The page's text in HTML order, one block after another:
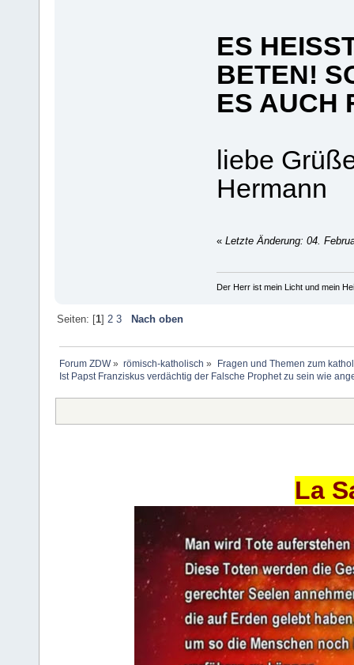
ES
BETEN!
ES AUCH
liebe
Hermann
« Letzte Änderung: 04.
Der Herr ist mein Licht und mein
Seiten: [1] 2 3 Nach oben
Forum ZDW» römisch-katholisch »
Fragen und Themen zum
Ist Papst Franziskus verdächtig der Falsche Prophet zu sein wie
La